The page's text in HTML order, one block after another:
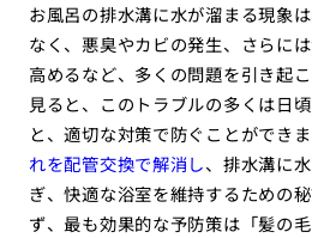
お風呂の排水溝に水が溜まる現象
なく、悪臭やカビの発生、さらに
高めるなど、多くの問題を引き起
見ると、このトラブルの多くは日
と、適切な対策で防ぐことができま
れを配管交換で解消し、排水溝に
ぎ、快適な浴室を維持するための
ず、最も効果的な予防策は「髪の